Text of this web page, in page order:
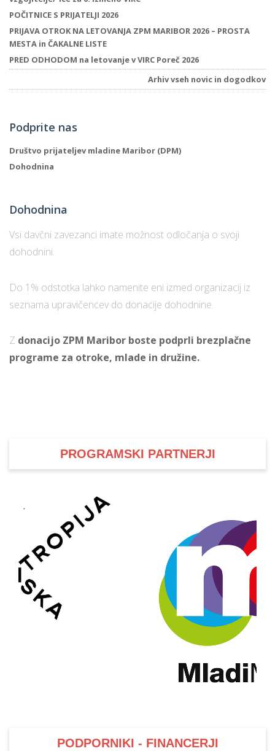
POČITNICE S PRIJATELJI 2026
PRIJAVA OTROK NA LETOVANJA ZPM MARIBOR 2026 – PROSTA
MESTA in ČAKALNE LISTE
PRED ODHODOM na letovanje v VIRC Poreč 2026
Arhiv vseh novic in dogodkov
Podprite nas
Društvo prijateljev mladine Maribor (DPM)
Dohodnina
Dohodnina
Vsi davčni zavezanci imate možnost odločanja o svoji
dohodnini.
Do 1% odstotka lahko namenite eni izmed organizacij iz
seznama upravičencev do donacije dohodnine.
Z donacijo ZPM Maribor boste podprli brezplačne
programe za otroke, mlade in družine.
PROGRAMSKI PARTNERJI
PODPORNIKI - FINANCERJI